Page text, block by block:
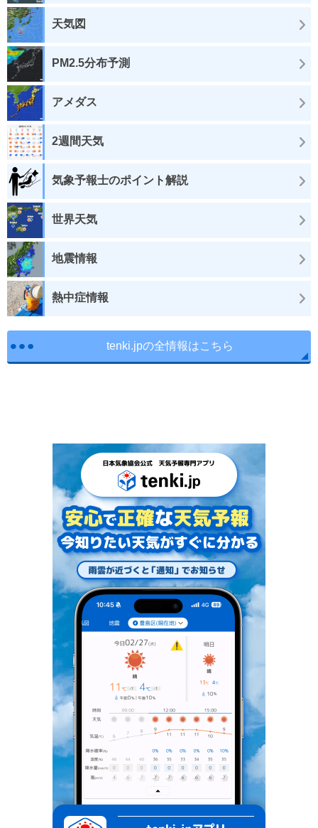
天気図
PM2.5分布予測
アメダス
2週間天気
気象予報士のポイント解説
世界天気
地震情報
熱中症情報
tenki.jpの全情報はこちら